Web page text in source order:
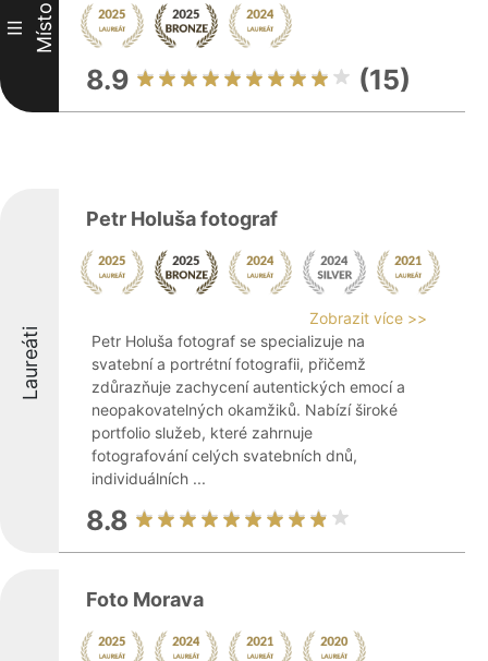
III Místo
8.9 (15)
Laureáti
Petr Holuša fotograf
Zobrazit více >>
Petr Holuša fotograf se specializuje na
svatební a portrétní fotografii, přičemž
zdůrazňuje zachycení autentických emocí a
neopakovatelných okamžiků. Nabízí široké
portfolio služeb, které zahrnuje
fotografování celých svatebních dnů,
individuálních ...
8.8
Foto Morava